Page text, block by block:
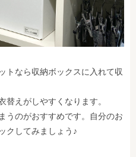
トなら収納ボックスに入れて収
替えがしやすくなります。
うのがおすすめです。自分のお
クしてみましょう♪